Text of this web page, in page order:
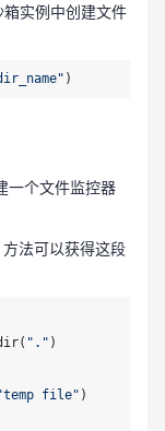
实例中创建文件
)
一个文件监控器
法可以获得这段
"."
file"